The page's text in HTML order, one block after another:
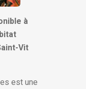
à
Vit
est une